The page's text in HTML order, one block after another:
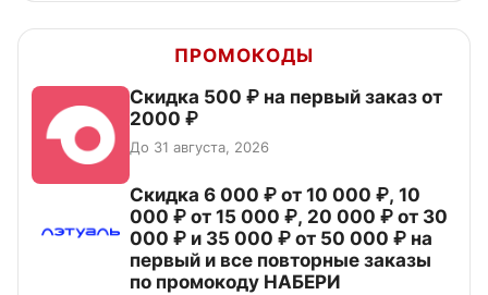
ПРОМОКОДЫ
Скидка 500 ₽ на первый заказ от
2000 ₽
До 31 августа, 2026
Скидка 6 000 ₽ от 10 000 ₽, 10
000 ₽ от 15 000 ₽, 20 000 ₽ от 30
000 ₽ и 35 000 ₽ от 50 000 ₽ на
первый и все повторные заказы
по промокоду НАБЕРИ